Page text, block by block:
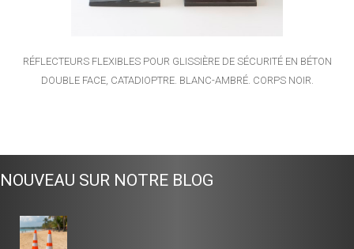
RÉFLECTEURS FLEXIBLES POUR GLISSIÈRE DE SÉCURITÉ EN BÉTON
DOUBLE FACE, CATADIOPTRE. BLANC-AMBRÉ. CORPS NOIR.
NOUVEAU SUR NOTRE BLOG